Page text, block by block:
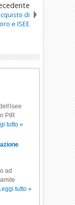
di
oro e ISEE
PIR
tutto »
ad
tutto »